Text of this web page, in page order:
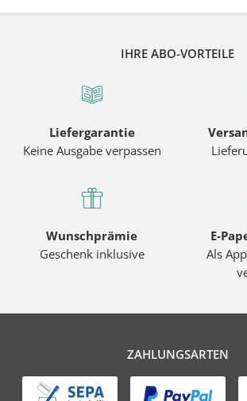
IHRE ABO-VORTEILE
Liefergarantie
Keine Ausgabe verpassen
Wunschprämie
Geschenk inklusive
E-
Als
ZAHLUNGSARTEN